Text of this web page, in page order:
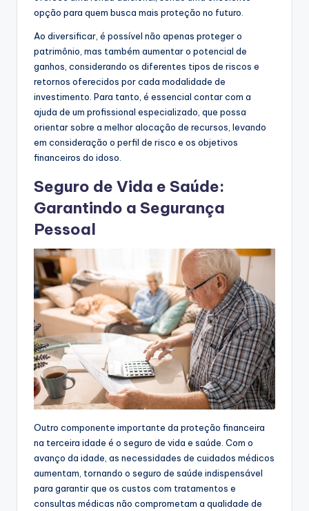
opção para quem busca mais proteção no futuro.
Ao diversificar, é possível não apenas proteger o
patrimônio, mas também aumentar o potencial de
ganhos, considerando os diferentes tipos de riscos e
retornos oferecidos por cada modalidade de
investimento. Para tanto, é essencial contar com a
ajuda de um profissional especializado, que possa
orientar sobre a melhor alocação de recursos, levando
em consideração o perfil de risco e os objetivos
financeiros do idoso.
Seguro de Vida e Saúde:
Garantindo a Segurança
Pessoal
Outro componente importante da proteção financeira
na terceira idade é o seguro de vida e saúde. Com o
avanço da idade, as necessidades de cuidados médicos
aumentam, tornando o seguro de saúde indispensável
para garantir que os custos com tratamentos e
consultas médicas não comprometam a qualidade de